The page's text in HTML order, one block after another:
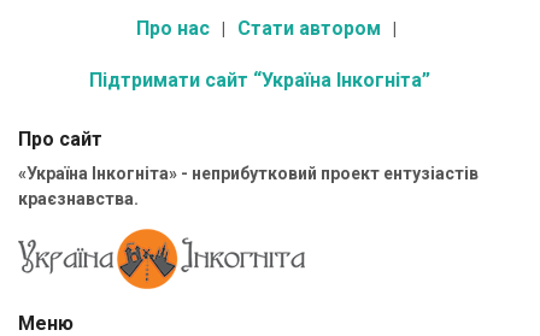
Про нас Стати автором
Підтримати сайт “Україна Інкогніта”
Про сайт
«Україна Інкогніта» - неприбутковий проект ентузіастів
краєзнавства.
Меню